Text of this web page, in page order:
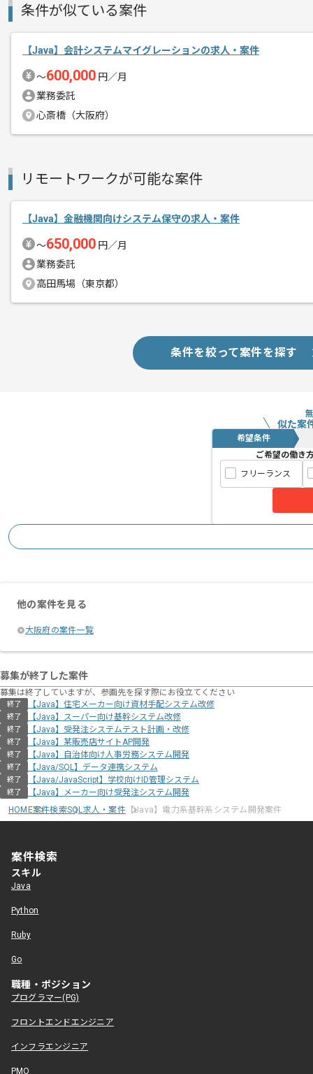
その他募集要項
募集人数
作業開始日
2026/07/01
エージェントからのコ
メント
条件が似ている案件
【Java】会計システムマイグレーションの求人・案件
〜600,000 円／月
業務委託
心斎橋（大阪府）
リモートワークが可能な案件
【Java】金融機関向けシステム保守の求人・案件
〜650,000 円／月
業務委託
高田馬場（東京都）
条件を絞って案件を探す
似た案
希望条件
ご希望の働き
フリーランス
他の案件を見る
大阪府の案件一覧
募集が終了した案件
募集は終了していますが、参画先を探す際にお役立てください
終了 【Java】住宅メーカー向け資材⼿配システム改修
終了 【Java】スーパー向け基幹システム改修
終了 【Java】受発注システムテスト計画・改修
終了 【Java】某販売店サイトAP開発
終了 【Java】自治体向け人事労務システム開発
終了 【Java/SQL】データ連携システム
終了 【Java/JavaScript】学校向けID管理システム
終了
【Java】メーカー向け受発注システム開発
HOME案件検索SQL求人・案件【Java】電力系基幹系システム開発案件
案件検索
スキル
Java
Python
Ruby
Go
職種・ポジション
プログラマー(PG)
フロントエンドエンジニア
インフラエンジニア
PMO